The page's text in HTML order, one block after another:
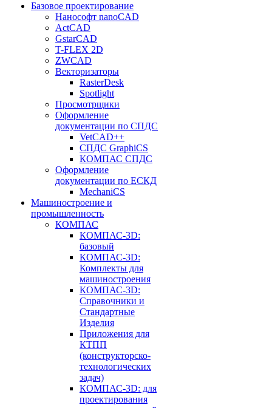
Базовое проектирование
Нанософт nanoCAD
ActCAD
GstarCAD
T-FLEX 2D
ZWCAD
Векторизаторы
RasterDesk
Spotlight
Просмотрщики
Оформление
документации по СПДС
VetCAD++
СПДС GraphiCS
КОМПАС СПДС
Оформление
документации по ЕСКД
MechaniCS
Машиностроение и
промышленность
КОМПАС
КОМПАС-3D:
базовый
КОМПАС-3D:
Комплекты для
машиностроения
КОМПАС-3D:
Справочники и
Стандартные
Изделия
Приложения для
КТПП
(конструкторско-
технологических
задач)
КОМПАС-3D: для
проектирования